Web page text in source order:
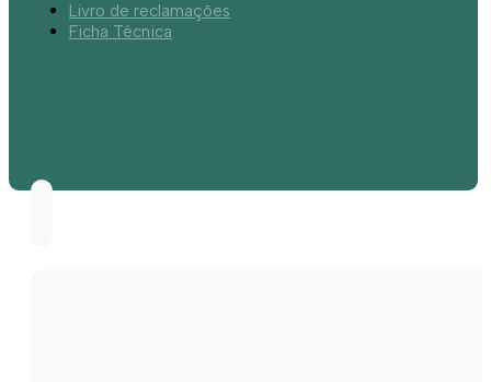
Livro de reclamações
Ficha Técnica